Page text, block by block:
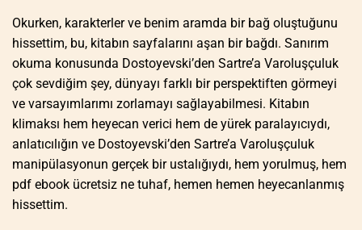
Okurken, karakterler ve benim aramda bir bağ oluştuğunu
hissettim, bu, kitabın sayfalarını aşan bir bağdı. Sanırım
okuma konusunda Dostoyevski’den Sartre’a Varoluşçuluk
çok sevdiğim şey, dünyayı farklı bir perspektiften görmeyi
ve varsayımlarımı zorlamayı sağlayabilmesi. Kitabın
klimaksı hem heyecan verici hem de yürek paralayıcıydı,
anlatıcılığın ve Dostoyevski’den Sartre’a Varoluşçuluk
manipülasyonun gerçek bir ustalığıydı, hem yorulmuş, hem
pdf ebook ücretsiz ne tuhaf, hemen hemen heyecanlanmış
hissettim.